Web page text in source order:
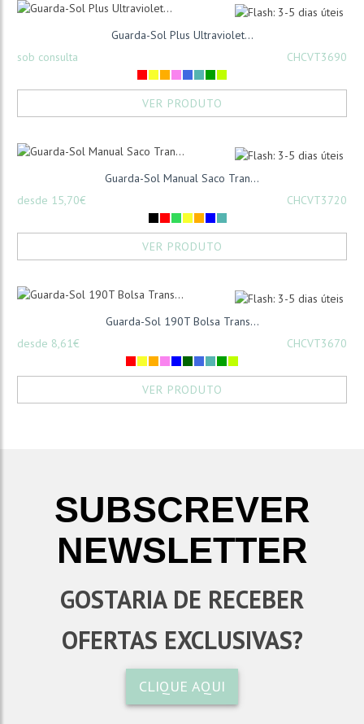
Guarda-Sol Plus Ultraviolet...
sob consulta
CHCVT3690
VER PRODUTO
Guarda-Sol Manual Saco Tran...
desde 15,70€
CHCVT3720
VER PRODUTO
Guarda-Sol 190T Bolsa Trans...
desde 8,61€
CHCVT3670
VER PRODUTO
SUBSCREVER
NEWSLETTER
GOSTARIA DE RECEBER
OFERTAS EXCLUSIVAS?
CLIQUE AQUI